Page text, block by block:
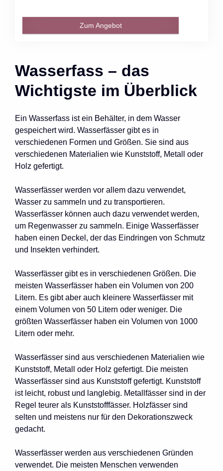
Zum Angebot
Wasserfass – das
Wichtigste im Überblick
Ein Wasserfass ist ein Behälter, in dem Wasser
gespeichert wird. Wasserfässer gibt es in
verschiedenen Formen und Größen. Sie sind aus
verschiedenen Materialien wie Kunststoff, Metall oder
Holz gefertigt.
Wasserfässer werden vor allem dazu verwendet,
Wasser zu sammeln und zu transportieren.
Wasserfässer können auch dazu verwendet werden,
um Regenwasser zu sammeln. Einige Wasserfässer
haben einen Deckel, der das Eindringen von Schmutz
und Insekten verhindert.
Wasserfässer gibt es in verschiedenen Größen. Die
meisten Wasserfässer haben ein Volumen von 200
Litern. Es gibt aber auch kleinere Wasserfässer mit
einem Volumen von 50 Litern oder weniger. Die
größten Wasserfässer haben ein Volumen von 1000
Litern oder mehr.
Wasserfässer sind aus verschiedenen Materialien wie
Kunststoff, Metall oder Holz gefertigt. Die meisten
Wasserfässer sind aus Kunststoff gefertigt. Kunststoff
ist leicht, robust und langlebig. Metallfässer sind in der
Regel teurer als Kunststofffässer. Holzfässer sind
selten und meistens nur für den Dekorationszweck
gedacht.
Wasserfässer werden aus verschiedenen Gründen
verwendet. Die meisten Menschen verwenden